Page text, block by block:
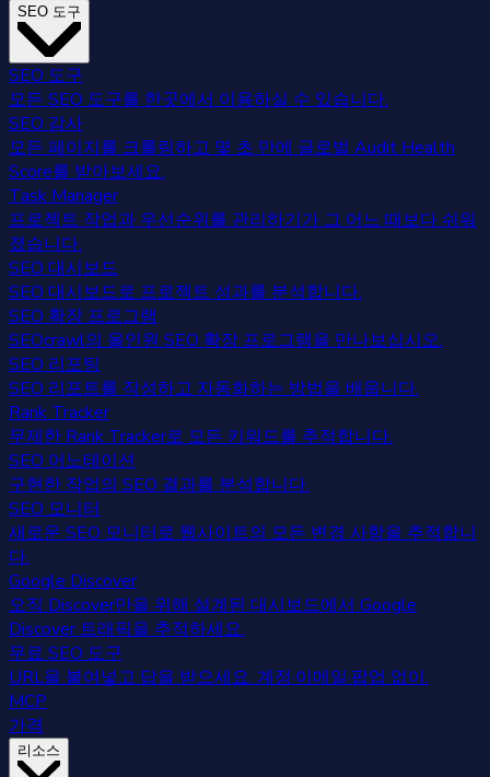
SEO 도구
SEO 도구
모든 SEO 도구를 한곳에서 이용하실 수 있습니다.
SEO 감사
모든 페이지를 크롤링하고 몇 초 만에 글로벌 Audit Health
Score를 받아보세요.
Task Manager
프로젝트 작업과 우선순위를 관리하기가 그 어느 때보다 쉬워
졌습니다.
SEO 대시보드
SEO 대시보드로 프로젝트 성과를 분석합니다.
SEO 확장 프로그램
SEOcrawl의 올인원 SEO 확장 프로그램을 만나보십시오.
SEO 리포팅
SEO 리포트를 작성하고 자동화하는 방법을 배웁니다.
Rank Tracker
무제한 Rank Tracker로 모든 키워드를 추적합니다.
SEO 어노테이션
구현한 작업의 SEO 결과를 분석합니다.
SEO 모니터
새로운 SEO 모니터로 웹사이트의 모든 변경 사항을 추적합니
다.
Google Discover
오직 Discover만을 위해 설계된 대시보드에서 Google
Discover 트래픽을 추적하세요.
무료 SEO 도구
URL을 붙여넣고 답을 받으세요. 계정·이메일·팝업 없이.
MCP
가격
리소스